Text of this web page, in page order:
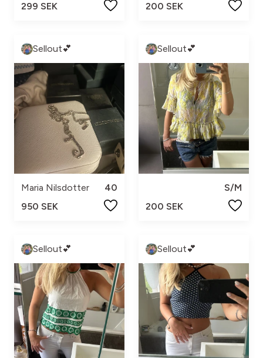
299 SEK
200 SEK
Sellout💕
Maria Nilsdotter
40
950 SEK
Sellout💕
S/M
200 SEK
Sellout💕 Sellout💕